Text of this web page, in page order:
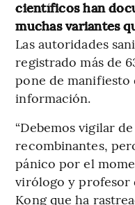
científicos han
muchas variantes
Las autoridades
registrado más de
pone de manifiesto
información.
“Debemos vigilar
recombinantes,
pánico por el
virólogo y profesor
Kong que ha